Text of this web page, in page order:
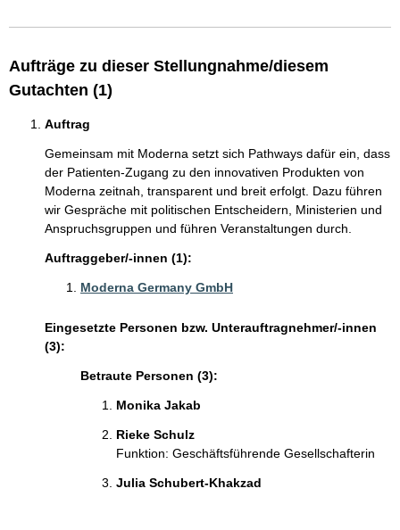
Aufträge zu dieser Stellungnahme/diesem
Gutachten (1)
Auftrag
Gemeinsam mit Moderna setzt sich Pathways dafür ein, dass
der Patienten-Zugang zu den innovativen Produkten von
Moderna zeitnah, transparent und breit erfolgt. Dazu führen
wir Gespräche mit politischen Entscheidern, Ministerien und
Anspruchsgruppen und führen Veranstaltungen durch.
Auftraggeber/-innen (1):
Moderna Germany GmbH
Eingesetzte Personen bzw. Unterauftragnehmer/-innen
(3):
Betraute Personen (3):
Monika Jakab
Rieke Schulz
Funktion: Geschäftsführende Gesellschafterin
Julia Schubert-Khakzad